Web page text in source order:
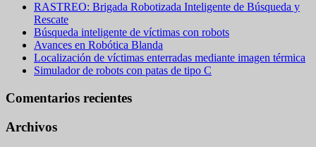
RASTREO: Brigada Robotizada Inteligente de Búsqueda y
Rescate
Búsqueda inteligente de víctimas con robots
Avances en Robótica Blanda
Localización de víctimas enterradas mediante imagen térmica
Simulador de robots con patas de tipo C
Comentarios recientes
Archivos